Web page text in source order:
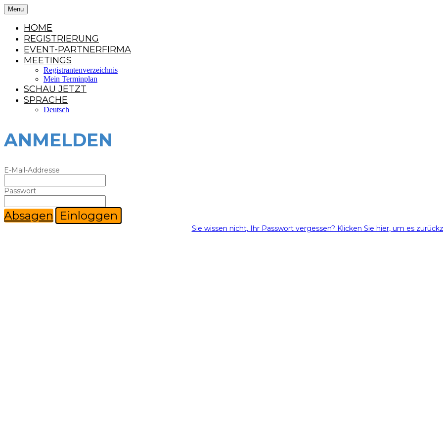
Menu
HOME
REGISTRIERUNG
EVENT-PARTNERFIRMA
MEETINGS
Registrantenverzeichnis
Mein Terminplan
SCHAU JETZT
SPRACHE
Deutsch
ANMELDEN
E-Mail-Addresse
Passwort
Absagen Einloggen
Sie wissen nicht, Ihr Passwort vergessen? Klicken Sie hier, um es